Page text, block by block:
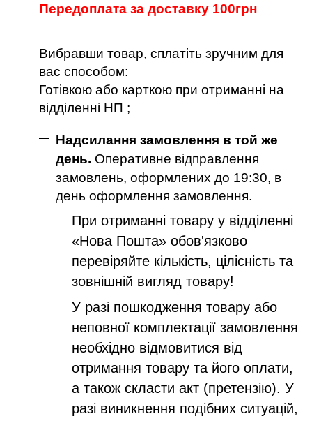
Передоплата за доставку 100грн
Вибравши товар, сплатіть зручним для
вас способом:
Готівкою або карткою при отриманні на
відділенні НП ;
Надсилання замовлення в той же
день. Оперативне відправлення
замовлень, оформлених до 19:30, в
день оформлення замовлення.
При отриманні товару у відділенні
«Нова Пошта» обов'язково
перевіряйте кількість, цілісність та
зовнішній вигляд товару!
У разі пошкодження товару або
неповної комплектації замовлення
необхідно відмовитися від
отримання товару та його оплати,
а також скласти акт (претензію). У
разі виникнення подібних ситуацій,